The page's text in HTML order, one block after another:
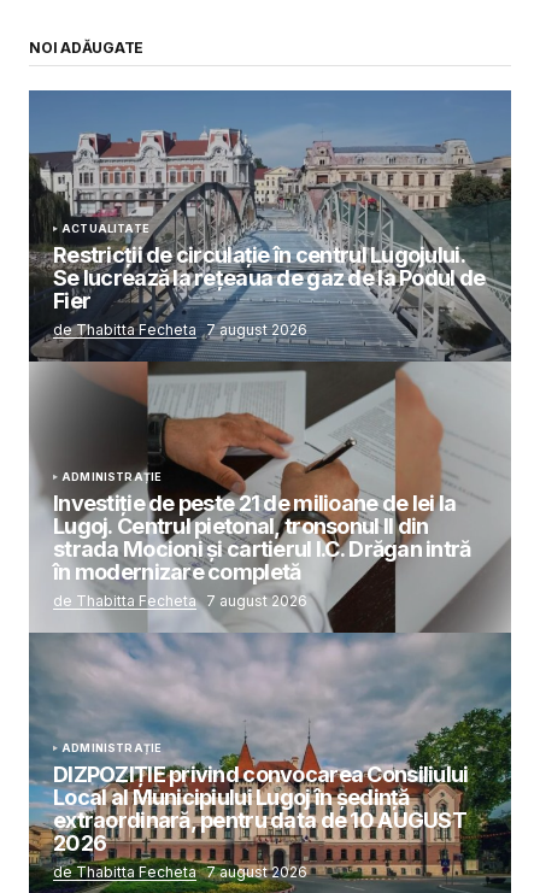
NOI ADĂUGATE
ACTUALITATE
Restricții de circulație în centrul Lugojului.
Se lucrează la rețeaua de gaz de la Podul de
Fier
de Thabitta Fecheta 7 august 2026
ADMINISTRAȚIE
Investiție de peste 21 de milioane de lei la
Lugoj. Centrul pietonal, tronsonul II din
strada Mocioni și cartierul I.C. Drăgan intră
în modernizare completă
de Thabitta Fecheta 7 august 2026
ADMINISTRAȚIE
DIZPOZIȚIE privind convocarea Consiliului
Local al Municipiului Lugoj în şedinţă
extraordinară, pentru data de 10 AUGUST
2026
de Thabitta Fecheta 7 august 2026